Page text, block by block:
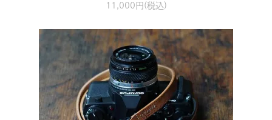
11,000円(税込)